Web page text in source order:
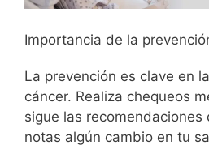
Importancia de la
La prevención es clave en
cáncer. Realiza chequeos
sigue las recomendaciones
notas algún cambio en tu